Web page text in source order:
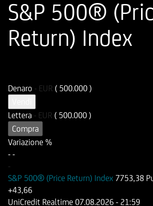
S&P 500®
Return) Index
Denaro - EUR ( 500.000 )
Lettera - EUR ( 500.000 )
Compra
Variazione %
- -
-
S&P 500® (Price Return) Index 7753,38
+43,66
UniCredit Realtime 07.08.2026 - 21:59